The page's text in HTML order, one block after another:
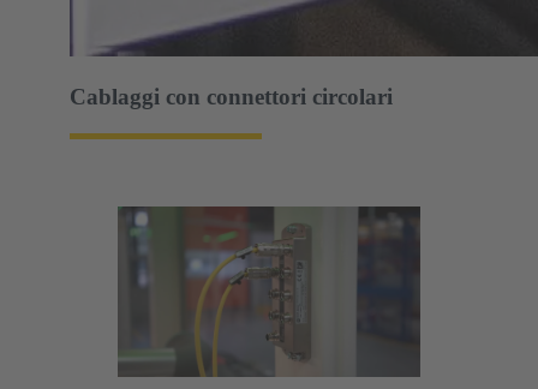
Cablaggi con connettori circolari